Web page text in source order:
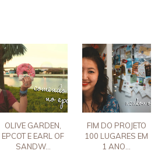
OLIVE GARDEN,
EPCOT E EARL OF
SANDW...
FIM DO PROJETO
100 LUGARES EM
1 ANO...